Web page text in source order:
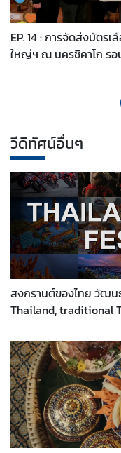
EP. 14 : การจัดส่งบัตร
วีดิทัศน์อื่นๆ
สงกรานต์ของไทย วัฒน
Thailand, traditional